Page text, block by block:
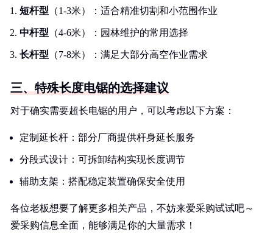
短杆型 （1-3米）：适合精准切割和小范围作业
中杆型 （4-6米）：园林维护的常用选择
长杆型 （7-8米）：满足大部分高空作业需求
三、特殊长度电锯的选择建议
对于确实需要超长电锯的用户，可以考虑以下方案：
定制延长杆：部分厂商提供杆身延长服务
分段式设计：可拆卸结构实现长度调节
辅助支架：搭配稳定装置确保安全使用
各位老板想要了解更多相关产品，不妨来爱采购试试吧～
爱采购信息全面，能够满足你的大量需求！